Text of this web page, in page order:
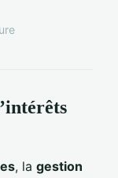
, la gestion